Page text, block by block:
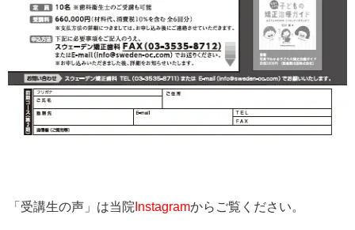
「受講生の声」は当院 Instagramからご覧ください。